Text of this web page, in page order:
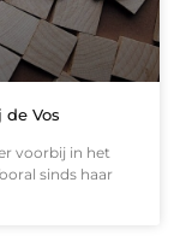
Vos
voorbij in het
sinds haar